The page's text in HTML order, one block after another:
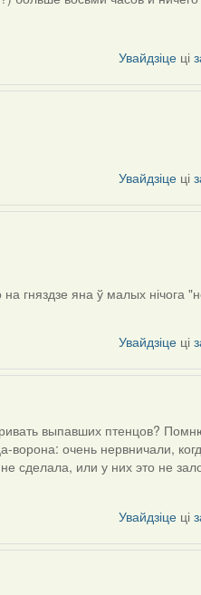
Увайдзіце ці
Увайдзіце ці
гняздзе яна ў малых нічога
Увайдзіце ці
выпавших птенцов?
ворона: очень нервничали,
сделала, или у них это не
Увайдзіце ці